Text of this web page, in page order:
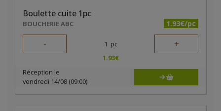
Boulette cuite 1pc
BOUCHERIE ABC 1.93€/pc
- 1 pc +
1.93€
Réception le
vendredi 14/08 (09:00)